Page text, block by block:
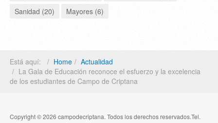
Sanidad (20)
Mayores (6)
Está aquí: Home
Actualidad
La Gala de Educación reconoce el esfuerzo y la excelencia
de los estudiantes de Campo de Criptana
Copyright © 2026 campodecriptana. Todos los derechos reservados.Tel.